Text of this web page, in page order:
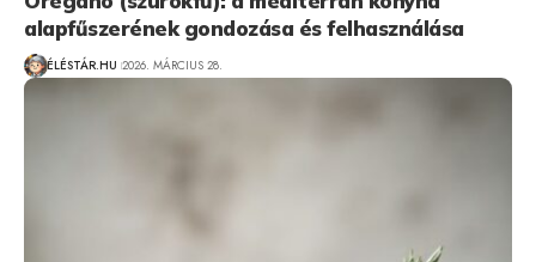
alapfűszerének gondozása és felhasználása
ÉLÉSTÁR.HU 2026. MÁRCIUS 28.